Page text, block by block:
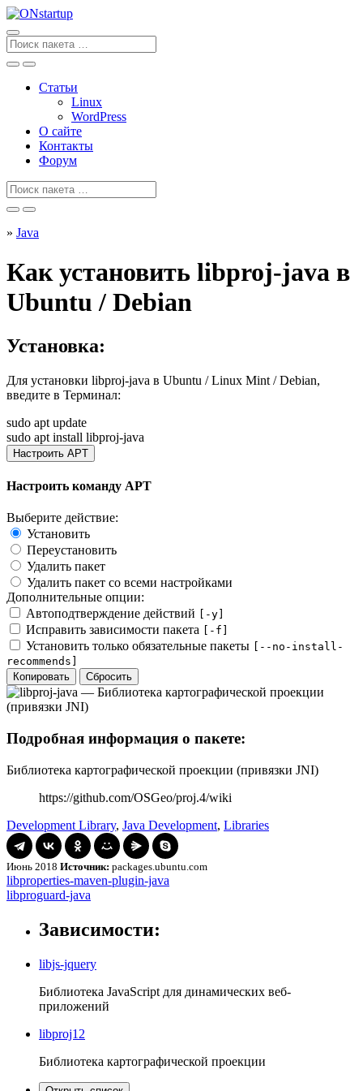
Перейти
к
содержанию
Поиск
для
Статьи
Linux
WordPress
О сайте
Контакты
Форум
Поиск
» Java
Как установить libproj-java в
Ubuntu / Debian
Установка:
Для установки libproj-java в Ubuntu / Linux Mint / Debian,
введите в Терминал:
sudo apt update
sudo apt install libproj-java
Настроить APT
Настроить команду APT
Выберите действие:
Установить
Переустановить
Удалить пакет
Удалить пакет со всеми настройками
Дополнительные опции:
Автоподтверждение действий
[-y]
Исправить зависимости пакета [-f]
Установить только обязательные пакеты
[--no-install-
recommends]
Копировать
Сбросить
Подробная информация о пакете:
Библиотека картографической проекции (привязки JNI)
https://github.com/OSGeo/proj.4/wiki
Development Library, Java Development, Libraries
Июнь 2018 Источник: packages.ubuntu.com
Навигация
по
записям
libproperties-
maven-
libproperties-maven-plugin-java
libproguard-
libproguard-java
Зависимости:
libjs-jquery
Библиотека JavaScript для динамических веб-
приложений
libproj12
Библиотека картографической проекции